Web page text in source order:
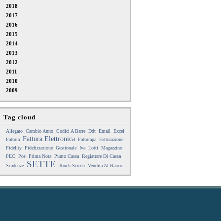
2018
2017
2016
2015
2014
2013
2012
2011
2010
2009
Tag cloud
Allegato Cambio Anno Codici A Barre Ddt Email
Excel
Fattura Fattura Elettronica Fatturapa Fatturazione
Fidelity Fidelizzazione Gestionale Iva Lotti
Magazzino
PEC
Pos Prima Nota Punto Cassa Registrare Di Cassa
Scadenze
SETTE Touch Screen Vendita Al Banco